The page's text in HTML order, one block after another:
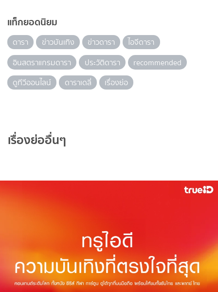
แท็กยอดนิยม
ดารา ข่าวบันเทิง ข่าวดารา
ไอจีดารา
อินสตราแกรมดารา
ประวัติดารา
recommended
ดูทีวีออนไลน์
ดาราเดลี่ เรื่องย่อ
เรื่องย่ออื่นๆ